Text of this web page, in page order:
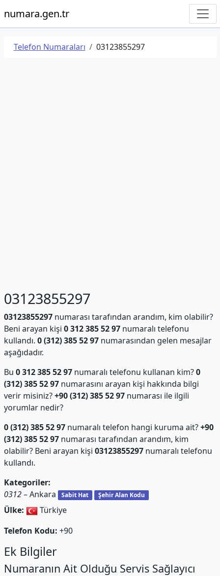
numara.gen.tr
Telefon Numaraları 03123855297
03123855297
03123855297numarası tarafından arandım, kim olabilir?
Beni arayan kişi 0 312 385 52 97numaralı telefonu
kullandı. 0 (312) 385 52 97numarasından gelen mesajlar
aşağıdadır.
Bu 0 312 385 52 97numaralı telefonu kullanan kim?0
(312) 385 52 97numarasını arayan kişi hakkında bilgi
verir misiniz?+90 (312) 385 52 97numarası ile ilgili
yorumlar nedir?
0 (312) 385 52 97numaralı telefon hangi kuruma ait?+90
(312) 385 52 97numarası tarafından arandım, kim
olabilir? Beni arayan kişi 03123855297numaralı telefonu
kullandı.
Kategoriler:
0312– Ankara Sabit Hat Şehir Alan Kodu
Ülke:
Türkiye
Telefon Kodu: +90
Ek Bilgiler
Numaranın Ait Olduğu Servis Sağlayıcı